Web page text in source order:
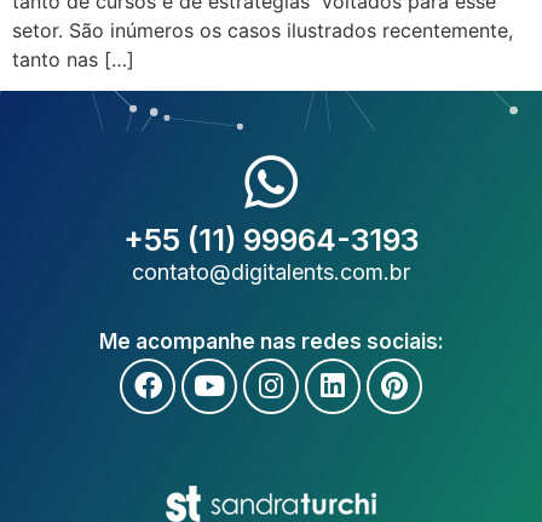
setor. São inúmeros os casos ilustrados recentemente,
tanto nas […]
+55 (11) 99964-3193
contato@digitalents.com.br
Me acompanhe nas redes sociais: